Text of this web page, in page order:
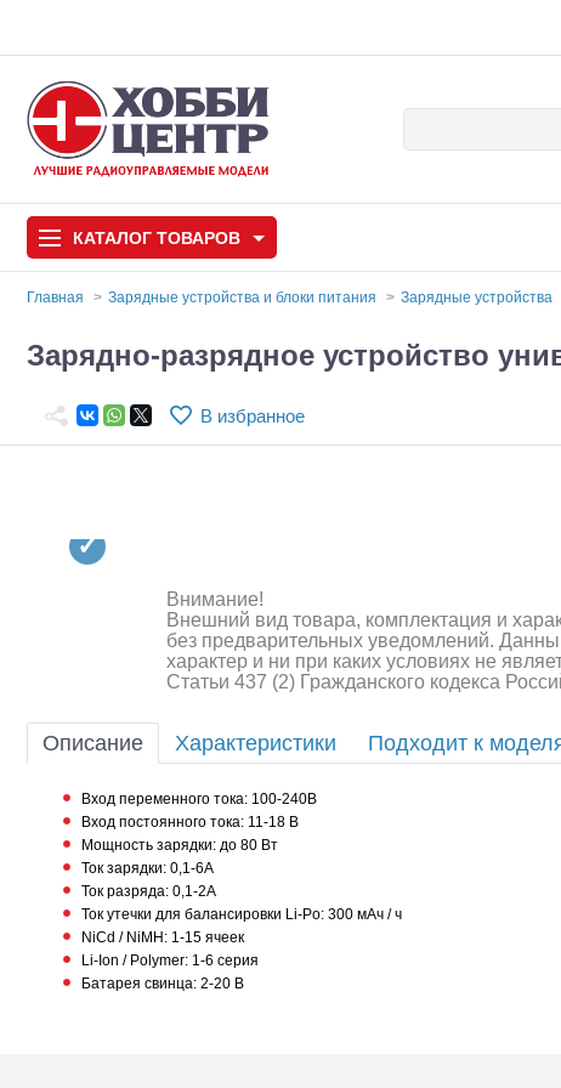
КАТАЛОГ ТОВАРОВ
Игрушки
Квадрокоптеры
Аккумуляторы и батарейки
Зарядные устройства и блоки
питания
Двигатели
Технические жидкости
Инструмент,измерительные
приборы,расходники
Автомодели для
Главная Зарядные устройства и блоки питания Зарядные устройства
Зарядно-разрядное устройство
В избранное
Внимание!
Внешний вид товара, комплектация и
без предварительных уведомлений.
характер и ни при каких условиях не
Статьи 437 (2) Гражданского кодекса
Описание Характеристики Подходит к
Вход переменного тока: 100-240В
Вход постоянного тока: 11-18 В
Мощность зарядки: до 80 Вт
Ток зарядки: 0,1-6А
Ток разряда: 0,1-2А
Ток утечки для балансировки Li-Po: 300 мАч / ч
NiCd / NiMH: 1-15 ячеек
Li-Ion / Polymer: 1-6 серия
Батарея свинца: 2-20 В